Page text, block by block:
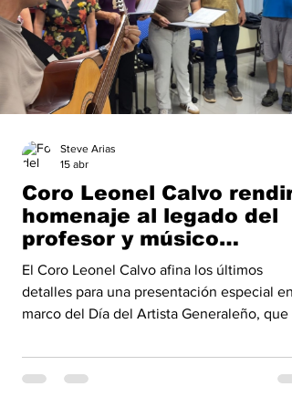
Coro Leonel Calvo
homenaje al legado del
profesor y músico
generaleño
El Coro Leonel Calvo afina los últimos
detalles para una presentación especial en
marco del Día del Artista Generaleño, que
p.m. La actividad forma parte de las
celebraciones dedicadas a reconocer la
Steve Arias
15 abr